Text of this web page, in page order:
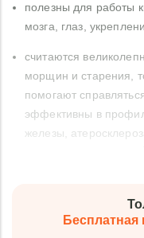
полезны для работы
мозга, глаз,
считаются
морщин и старения,
помогают
эффективны в
железы,
Бесплатная